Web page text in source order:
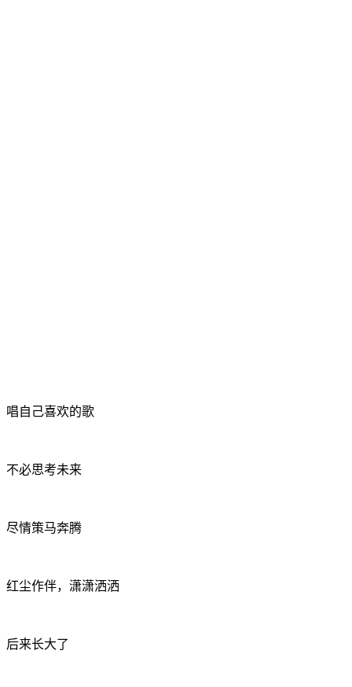
唱自己喜欢的歌
不必思考未来
尽情策马奔腾
红尘作伴，潇潇洒洒
后来长大了